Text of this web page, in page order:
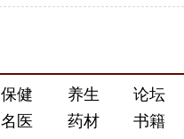
保健 养生
论坛
名医 药材
书籍